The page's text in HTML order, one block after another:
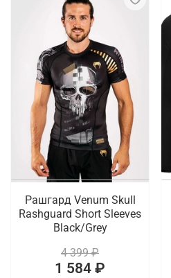
Рашгард Venum Skull
Rashguard Short Sleeves
Black/Grey
4 399 ₽
1 584 ₽